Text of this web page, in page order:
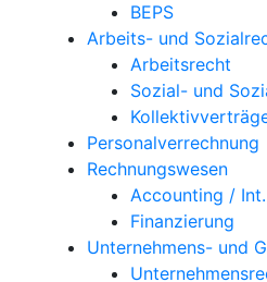
BEPS
Arbeits- und
Arbeitsrecht
Sozial- und
Personalverrechnung
Rechnungswesen
Accounting /
Finanzierung
Unternehmens- und